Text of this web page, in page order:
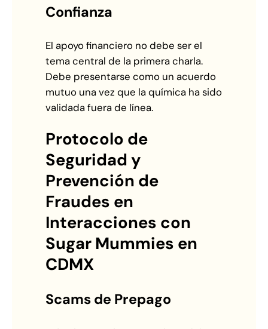
Confianza
El apoyo financiero no debe ser el
tema central de la primera charla.
Debe presentarse como un acuerdo
mutuo una vez que la química ha sido
validada fuera de línea.
Protocolo de
Seguridad y
Prevención de
Fraudes en
Interacciones con
Sugar Mummies en
CDMX
Scams de Prepago